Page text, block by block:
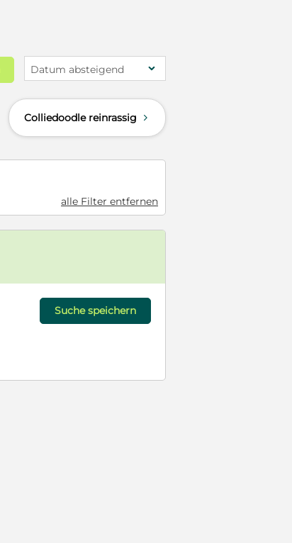
Datum absteigend
Colliedoodle reinrassig d
alle Filter entfernen
Suche speichern